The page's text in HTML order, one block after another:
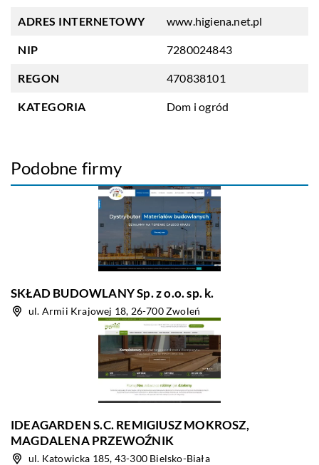
ADRES INTERNETOWY www.higiena.net.pl
NIP 7280024843
REGON 470838101
KATEGORIA Dom i ogród
Podobne firmy
SKŁAD BUDOWLANY Sp. z o.o. sp. k.
ul. Armii Krajowej 18, 26-700 Zwoleń
IDEAGARDEN S.C. REMIGIUSZ MOKROSZ,
MAGDALENA PRZEWOŹNIK
ul. Katowicka 185, 43-300 Bielsko-Biała